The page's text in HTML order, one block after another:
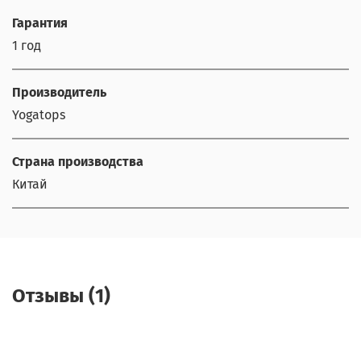
Гарантия
1 год
Производитель
Yogatops
Страна производства
Китай
Отзывы (1)